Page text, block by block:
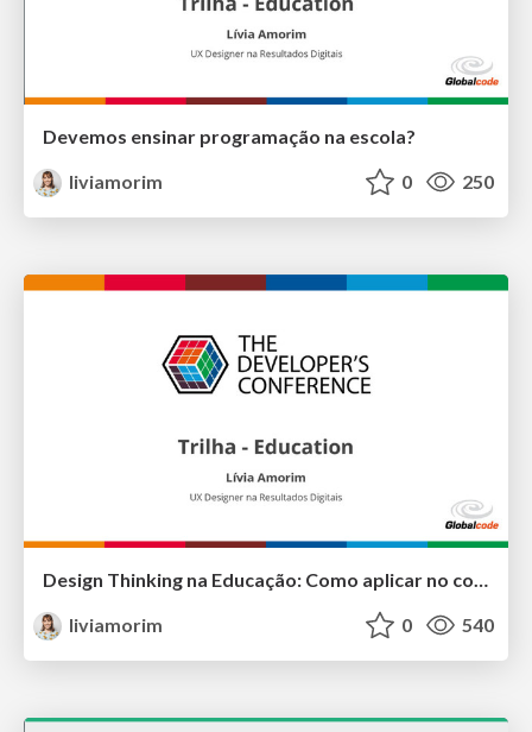
Devemos ensinar programação na escola?
liviamorim
0 250
liviamorim
0 540